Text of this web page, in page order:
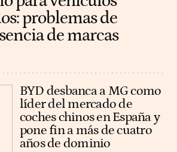
problemas de
de marcas
BYD desbanca a MG como
líder del mercado de
coches chinos en España y
pone fin a más de cuatro
años de dominio